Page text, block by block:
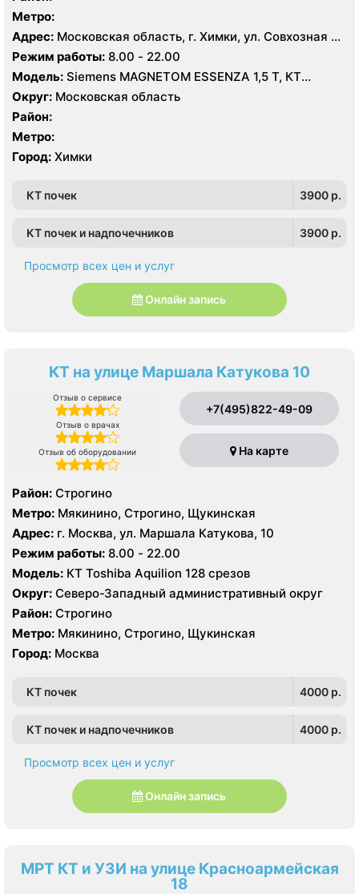
Метро:
Адрес: Московская область, г. Химки, ул. Совхозная 4,
стр 1
Режим работы: 8.00 - 22.00
Модель: Siemens MAGNETOM ESSENZA 1,5 Т, КТ
Siemens Healthineers 64 среза, УЗИ
Округ: Московская область
Район:
Метро:
Город: Химки
КТ почек 3900 p.
КТ почек и надпочечников 3900 p.
Просмотр всех цен и услуг
Онлайн запись
КТ на улице Маршала Катукова 10
Отзыв о сервисе
Отзыв о врачах
Отзыв об оборудовании
+7(495)822-49-09
На карте
Район: Строгино
Метро: Мякинино, Строгино, Щукинская
Адрес: г. Москва, ул. Маршала Катукова, 10
Режим работы: 8.00 - 22.00
Модель: КТ Toshiba Aquilion 128 срезов
Округ: Северо-Западный административный округ
Район: Строгино
Метро: Мякинино, Строгино, Щукинская
Город: Москва
КТ почек 4000 p.
КТ почек и надпочечников 4000 p.
Просмотр всех цен и услуг
Онлайн запись
МРТ КТ и УЗИ на улице Красноармейская
18